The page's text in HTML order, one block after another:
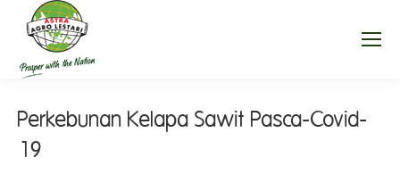
Perkebunan Kelapa Sawit Pasca-Covid-
19